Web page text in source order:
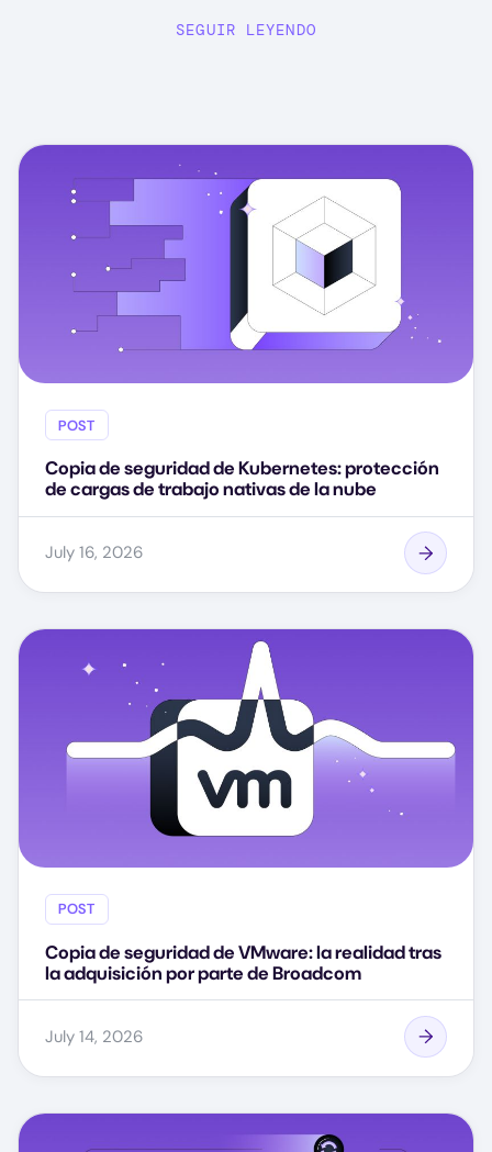
SEGUIR LEYENDO
POST
Copia de seguridad de Kubernetes: protección
de cargas de trabajo nativas de la nube
July 16, 2026
POST
Copia de seguridad de VMware: la realidad tras
la adquisición por parte de Broadcom
July 14, 2026